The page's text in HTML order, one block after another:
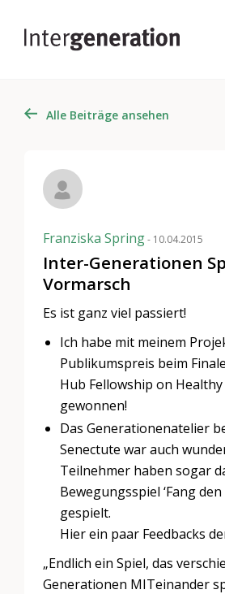
Alle Beiträge ansehen
Franziska Spring- 10.04.2015
Inter-Generationen
Vormarsch
Es ist ganz viel passiert!
Ich habe mit meinem
Publikumspreis beim
Hub Fellowship on
gewonnen!
Das Generationenatelier
Senectute war auch
Teilnehmer haben sogar
Bewegungsspiel ‘Fang den
gespielt.
Hier ein paar Feedbacks
„Endlich ein Spiel, das
Generationen MITeinander